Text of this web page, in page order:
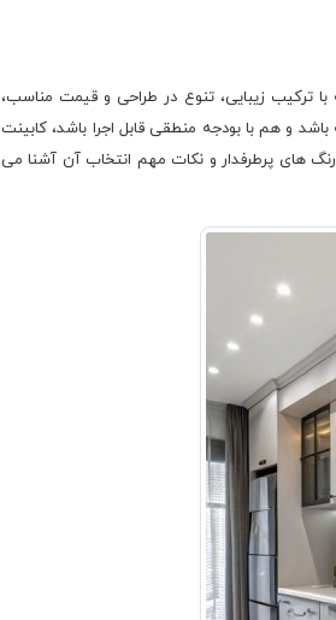
ترکیب زیبایی، تنوع در طراحی و قیمت مناسب،
و هم با بودجه منطقی قابل اجرا باشد، کابینت
رنگ های پرطرفدار و نکات مهم انتخاب آن آشنا می